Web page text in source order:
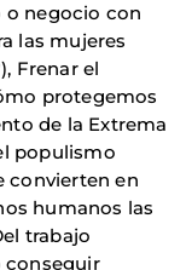
o negocio con
las mujeres
Frenar el
protegemos
de la Extrema
populismo
convierten en
humanos las
trabajo
conseguir